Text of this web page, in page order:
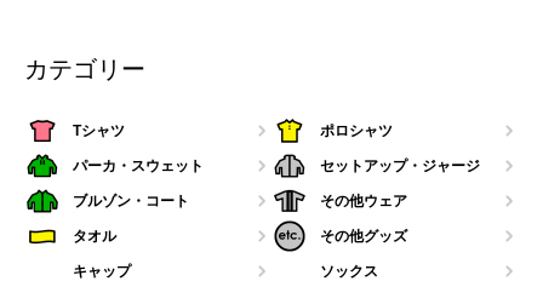
カテゴリー
Tシャツ ポロシャツ
パーカ・スウェット セットアップ・ジャージ
ブルゾン・コート その他ウェア
タオル その他グッズ
キャップ ソックス